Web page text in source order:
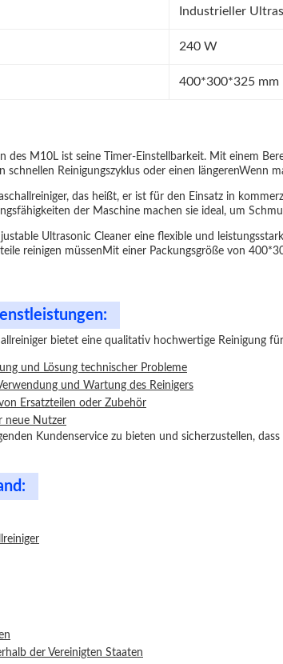
Industrieller
240 W
400*300*325 mm
des M10L ist seine Timer-Einstellbarkeit. Mit einem
schnellen Reinigungszyklus oder einen längerenWenn
das heißt, er ist für den Einsatz in
der Maschine machen sie ideal, um
Ultrasonic Cleaner eine flexible und
reinigen müssenMit einer Packungsgröße von
bietet eine qualitativ hochwertige Reinigung
und Lösung technischer Probleme
und Wartung des Reinigers
Ersatzteilen oder Zubehör
neue Nutzer
Kundenservice zu bieten und sicherzustellen,
der Vereinigten Staaten